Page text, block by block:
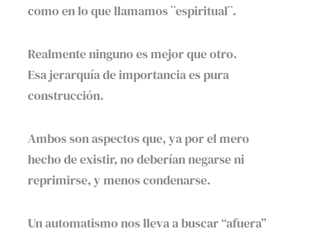
como en lo que llamamos ¨espiritual¨.
Realmente ninguno es mejor que otro.
Esa jerarquía de importancia es pura
construcción.
Ambos son aspectos que, ya por el mero
hecho de existir, no deberían negarse ni
reprimirse, y menos condenarse.
Un automatismo nos lleva a buscar “afuera”